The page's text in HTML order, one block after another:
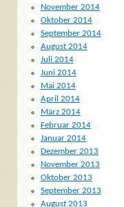
November 2014
Oktober 2014
September 2014
August 2014
Juli 2014
Juni 2014
Mai 2014
April 2014
März 2014
Februar 2014
Januar 2014
Dezember 2013
November 2013
Oktober 2013
September 2013
August 2013